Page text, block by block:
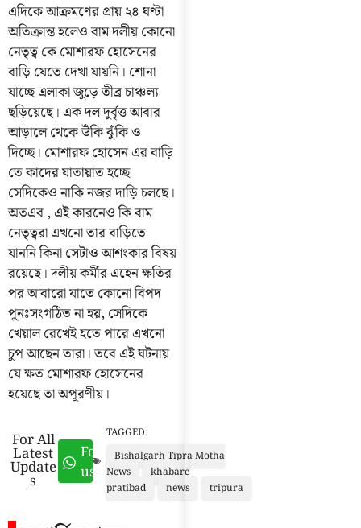
এদিকে আক্রমণের প্রায় ২৪ ঘণ্টা
অতিক্রান্ত হলেও বাম দলীয় কোনো
নেতৃত্ব কে মোশারফ হোসেনের
বাড়ি যেতে দেখা যায়নি। শোনা
যাচ্ছে এলাকা জুড়ে তীব্র চাঞ্চল্য
ছড়িয়েছে। এক দল দুর্বৃত্ত আবার
আড়ালে থেকে উঁকি ঝুঁকি ও
দিচ্ছে। মোশারফ হোসেন এর বাড়ি
তে কাদের যাতায়াত হচ্ছে
সেদিকেও নাকি নজর দাড়ি চলছে।
অতএব , এই কারনেও কি বাম
নেতৃত্বরা এখনো তার বাড়িতে
যাননি কিনা সেটাও আশংকার বিষয়
রয়েছে। দলীয় কর্মীর এহেন ক্ষতির
পর আবারো যাতে কোনো বিপদ
পুনঃসংগঠিত না হয়, সেদিকে
খেয়াল রেখেই হতে পারে এখনো
চুপ আছেন তারা। তবে এই ঘটনায়
যে ক্ষত মোশারফ হোসেনের
হয়েছে তা অপূরণীয়।
For All
Latest
Update
s
Follow
us
TAGGED:
Bishalgarh Tipra Motha
News
khabare
pratibad
news tripura